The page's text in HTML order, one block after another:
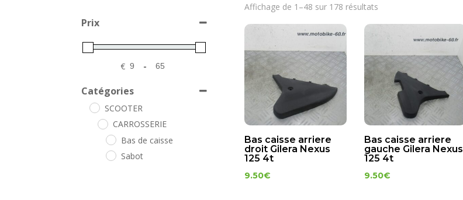
Prix
€
Minimum Price
-
Maximum Price
Catégories
SCOOTER
CARROSSERIE
Bas de caisse
Sabot
Affichage de 1–48 sur 178 résultats
Bas caisse arriere
droit Gilera Nexus
125 4t
9.50€
Bas caisse arriere
gauche Gilera Nexus
125 4t
9.50€